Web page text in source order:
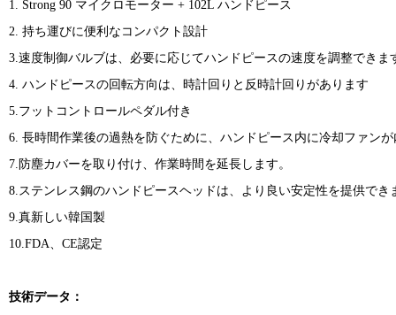
1. Strong 90 マイクロモーター + 102L ハンドピース
2. 持ち運びに便利なコンパクト設計
3.速度制御バルブは、必要に応じてハンドピースの速度を調整できま
4. ハンドピースの回転方向は、時計回りと反時計回りがあります
5.フットコントロールペダル付き
6. 長時間作業後の過熱を防ぐために、ハンドピース内に冷却ファン
7.防塵カバーを取り付け、作業時間を延長します。
8.ステンレス鋼のハンドピースヘッドは、より良い安定性を提供でき
9.真新しい韓国製
10.FDA、CE認定
技術データ：